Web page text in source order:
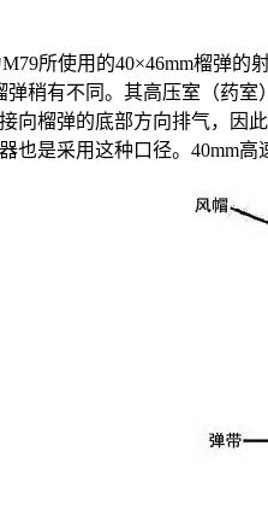
M79所使用的40×46mm榴弹的
弹稍有不同。其高压室（药
向榴弹的底部方向排气，因
也是采用这种口径。40mm高